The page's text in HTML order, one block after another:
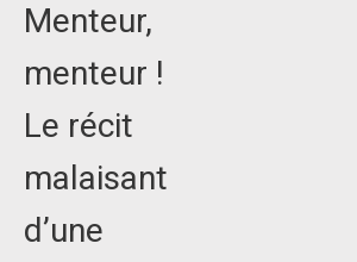
Menteur,
menteur !
Le récit
malaisant
d’une